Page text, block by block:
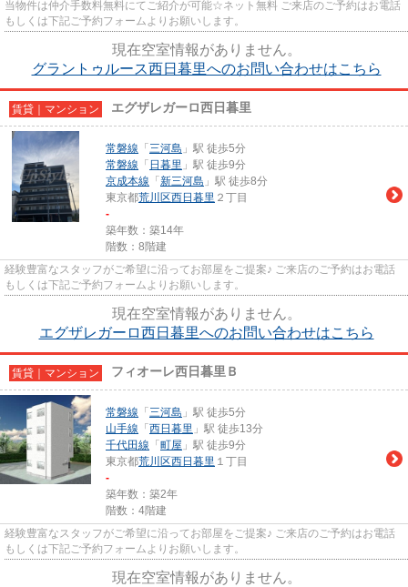
当物件は仲介手数料無料にてご紹介が可能☆ネット無料 ご来店のご予約はお電話
もしくは下記ご予約フォームよりお願いします。
現在空室情報がありません。
グラントゥルース西日暮里へのお問い合わせはこちら
賃貸｜マンション エグザレガーロ西日暮里
常磐線 「 三河島 」駅 徒歩5分
常磐線 「 日暮里 」駅 徒歩9分
京成本線 「 新三河島 」駅 徒歩8分
東京都荒川区西日暮里 ２丁目
-
築年数：築14年
階数：8階建
経験豊富なスタッフがご希望に沿ってお部屋をご提案♪ ご来店のご予約はお電話
もしくは下記ご予約フォームよりお願いします。
現在空室情報がありません。
エグザレガーロ西日暮里へのお問い合わせはこちら
賃貸｜マンション フィオーレ西日暮里Ｂ
常磐線 「 三河島 」駅 徒歩5分
山手線 「 西日暮里 」駅 徒歩13分
千代田線 「 町屋 」駅 徒歩9分
東京都荒川区西日暮里 １丁目
-
築年数：築2年
階数：4階建
経験豊富なスタッフがご希望に沿ってお部屋をご提案♪ ご来店のご予約はお電話
もしくは下記ご予約フォームよりお願いします。
現在空室情報がありません。